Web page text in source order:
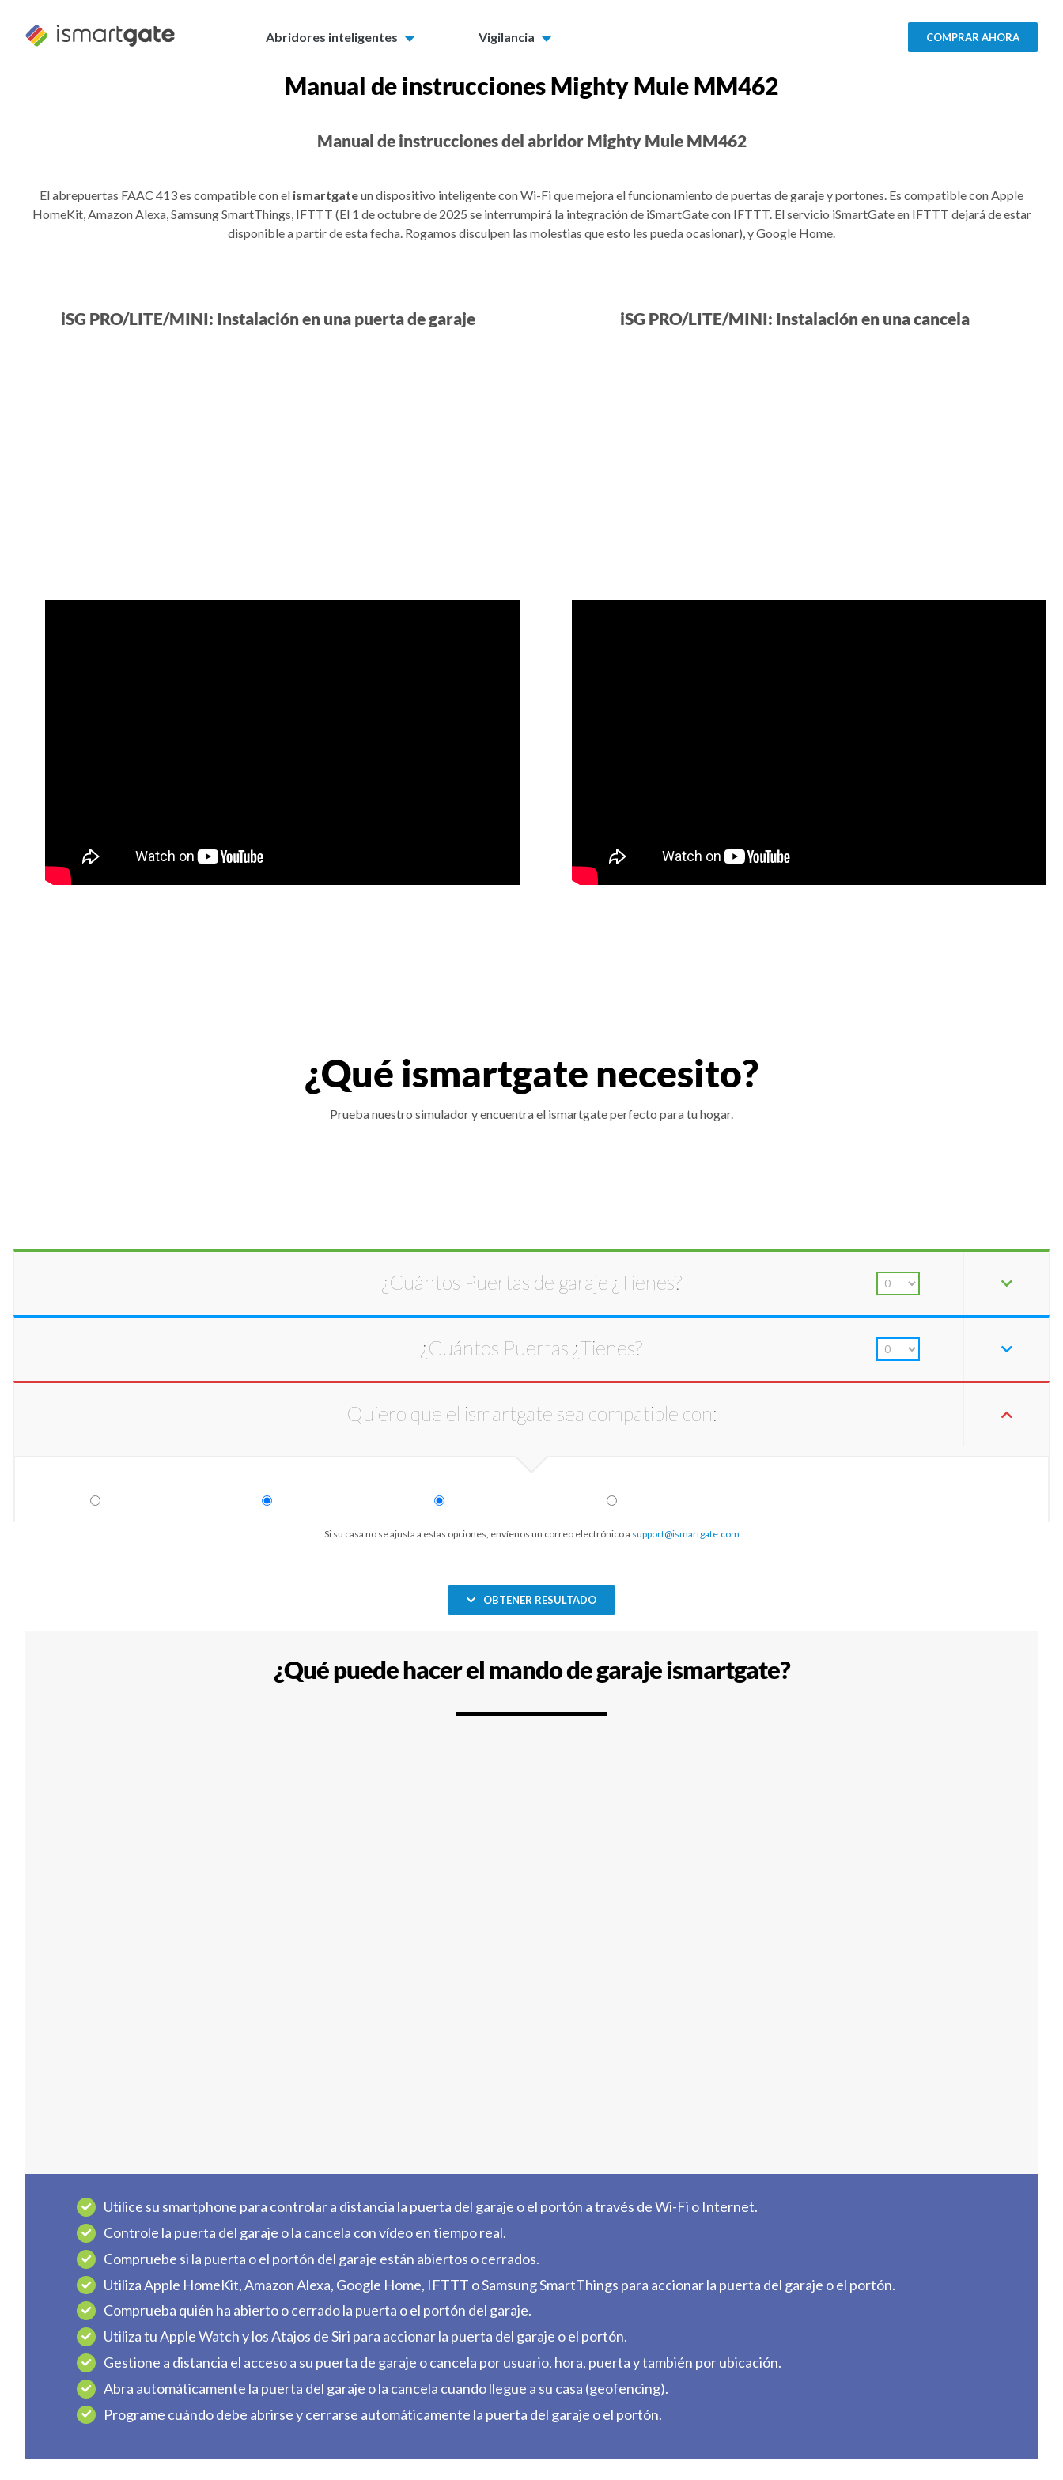
contenido
Abridores inteligentes Vigilancia COMPRAR AHORA
Manual de instrucciones Mighty Mule MM462
Manual de instrucciones del abridor Mighty Mule MM462
El abrepuertas FAAC 413 es compatible con el ismartgateun dispositivo inteligente con Wi-Fi que mejora el funcionamiento de puertas de garaje y portones. Es compatible con Apple
HomeKit, Amazon Alexa, Samsung SmartThings, IFTTT (El 1 de octubre de 2025 se interrumpirá la integración de iSmartGate con IFTTT. El servicio iSmartGate en IFTTT dejará de estar
disponible a partir de esta fecha. Rogamos disculpen las molestias que esto les pueda ocasionar), y Google Home.
iSG PRO/LITE/MINI: Instalación en una puerta de garaje iSG PRO/LITE/MINI: Instalación en una cancela
¿Qué ismartgate necesito?
Prueba nuestro simulador y encuentra el ismartgate perfecto para tu hogar.
¿Cuántos Puertas de garaje ¿Tienes?
¿Cuántos Puertas ¿Tienes?
Quiero que el ismartgate sea compatible con:
Si su casa no se ajusta a estas opciones, envíenos un correo electrónico a support@ismartgate.com
OBTENER RESULTADO
¿Qué puede hacer el mando de garaje ismartgate?
Utilice su smartphone para controlar a distancia la puerta del garaje o el portón a través de Wi-Fi o Internet.
Controle la puerta del garaje o la cancela con vídeo en tiempo real.
Compruebe si la puerta o el portón del garaje están abiertos o cerrados.
Utiliza Apple HomeKit, Amazon Alexa, Google Home, IFTTT o Samsung SmartThings para accionar la puerta del garaje o el portón.
Comprueba quién ha abierto o cerrado la puerta o el portón del garaje.
Utiliza tu Apple Watch y los Atajos de Siri para accionar la puerta del garaje o el portón.
Gestione a distancia el acceso a su puerta de garaje o cancela por usuario, hora, puerta y también por ubicación.
Abra automáticamente la puerta del garaje o la cancela cuando llegue a su casa (geofencing).
Programe cuándo debe abrirse y cerrarse automáticamente la puerta del garaje o el portón.